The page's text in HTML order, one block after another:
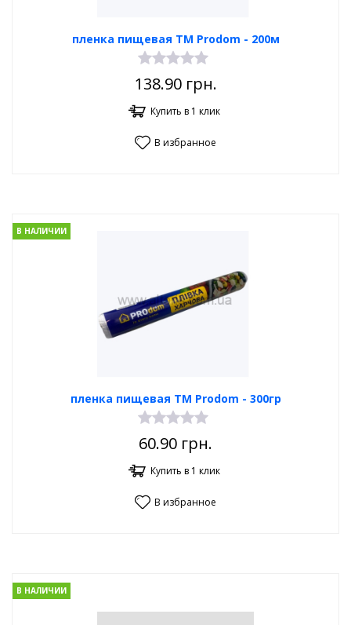
пленка пищевая TM Prodom - 200м
138.90грн.
Купить в 1 клик
В избранное
пленка пищевая TM Prodom - 300гр
В НАЛИЧИИ
60.90 грн.
Купить в 1 клик
В избранное
В НАЛИЧИИ